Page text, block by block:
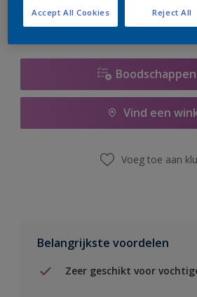
Vind een
Voeg toe aan
Belangrijkste voordelen
Zeer geschikt voor
Reject All
Accept All Cookies